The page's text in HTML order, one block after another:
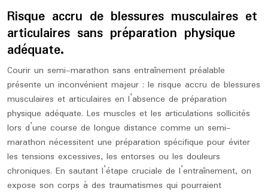
Risque accru de blessures musculaires et
articulaires sans préparation physique
adéquate.
Courir un semi-marathon sans entraînement préalable
présente un inconvénient majeur : le risque accru de blessures
musculaires et articulaires en l’absence de préparation
physique adéquate. Les muscles et les articulations sollicités
lors d’une course de longue distance comme un semi-
marathon nécessitent une préparation spécifique pour éviter
les tensions excessives, les entorses ou les douleurs
chroniques. En sautant l’étape cruciale de l’entraînement, on
expose son corps à des traumatismes qui pourraient